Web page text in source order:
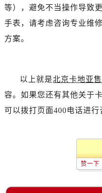
等），避免不当操作导致
手表，请考虑咨询专业维
方案。
以上就是北京卡地亚
容。如果您还有其他关于
可以拨打页面400电话进行
赞一下